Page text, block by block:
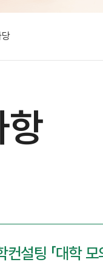
항
설팅 「대학 모